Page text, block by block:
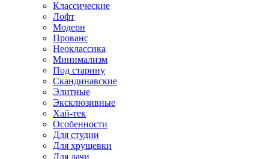
Классические
Лофт
Модерн
Прованс
Неоклассика
Минимализм
Под старину
Скандинавские
Элитные
Эксклюзивные
Хай-тек
Особенности
Для студии
Для хрущевки
Для дачи